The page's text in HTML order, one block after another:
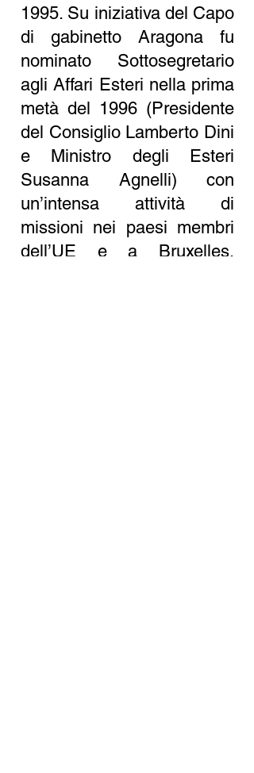
1995. Su iniziativa del Capo
di gabinetto Aragona fu
nominato Sottosegretario
agli Affari Esteri nella prima
metà del 1996 (Presidente
del Consiglio Lamberto Dini
e Ministro degli Esteri
Susanna Agnelli) con
un’intensa attività di
missioni nei paesi membri
dell’UE e a Bruxelles,